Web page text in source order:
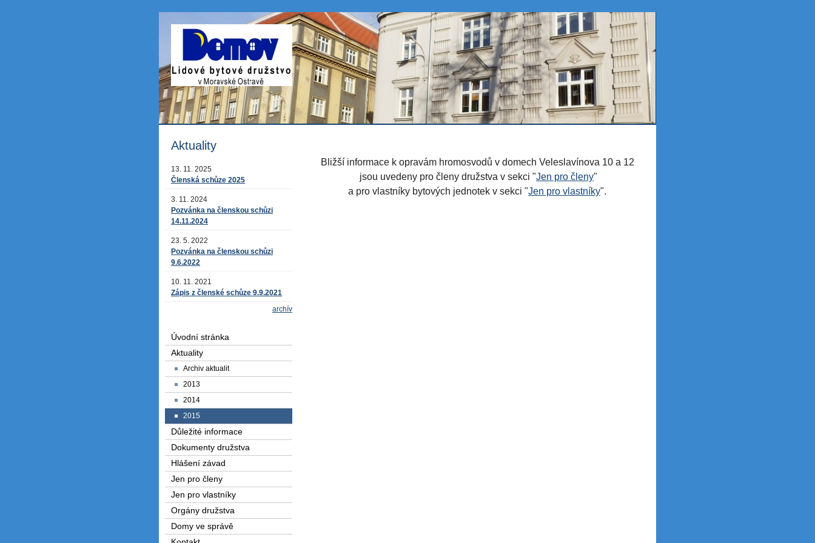
Bližší informace k opravám hromosvodů v domech Veleslavínova 10 a 12
jsou uvedeny pro členy družstva v sekci "Jen pro členy"
a pro vlastníky bytových jednotek v sekci "Jen pro vlastníky".
Aktuality
13. 11. 2025
Členská schůze 2025
3. 11. 2024
Pozvánka na členskou schůzi
14.11.2024
23. 5. 2022
Pozvánka na členskou schůzi
9.6.2022
10. 11. 2021
Zápis z členské schůze 9.9.2021
archív
Úvodní stránka
Aktuality
Archiv aktualit
2013
2014
2015
Důležité informace
Dokumenty družstva
Hlášení závad
Jen pro členy
Jen pro vlastníky
Orgány družstva
Domy ve správě